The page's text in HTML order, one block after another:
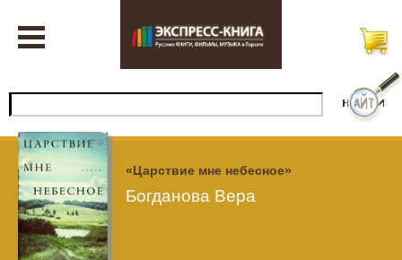
«Царствие мне небесное»
Богданова Вера